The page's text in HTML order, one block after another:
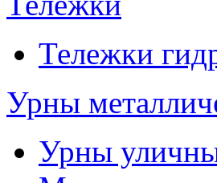
Тележки
Урны
Урны